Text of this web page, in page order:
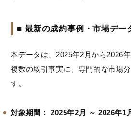
■ 最新の成約事例・市場デー
本データは、2025年2月から2026
複数の取引事実に、専門的な市場
す。
対象期間： 2025年2月 ～ 2026年1